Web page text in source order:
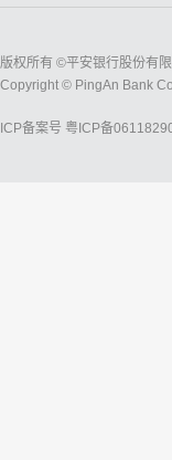
版权所有 ©平安银行股份有
Copyright © PingAn Bank
ICP备案号 粤ICP备